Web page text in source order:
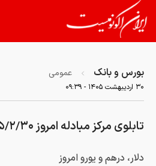
بورس و بانک عمومی
۳۰ ارديبهشت ۱۴۰۵ - ۰۹:۳۹
تابلوی مرکز مبادله امروز ۱۴۰۵/۲/۳۰
دلار، درهم و یورو امروز